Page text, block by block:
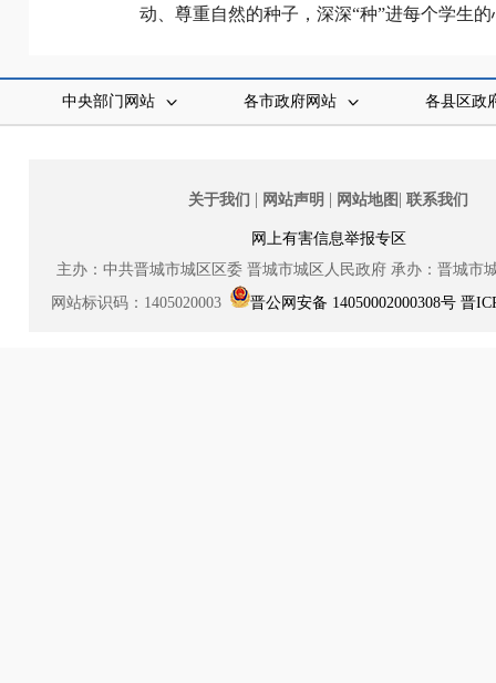
动、尊重自然的种子，深深“种”进每个学生
中央部门网站 各市政府网站 各县区政
关于我们 | 网站声明 | 网站地图 | 联系我们
网上有害信息举报专区
主办：中共晋城市城区区委 晋城市城区人民政府 承办：晋城市
网站标识码：1405020003
晋公网安备 14050002000308号 晋